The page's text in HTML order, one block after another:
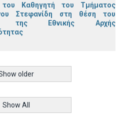
του Καθηγητή του Τμήματος
Στεφανίδη στη θέση του
της Εθνικής Αρχής
older
Show All